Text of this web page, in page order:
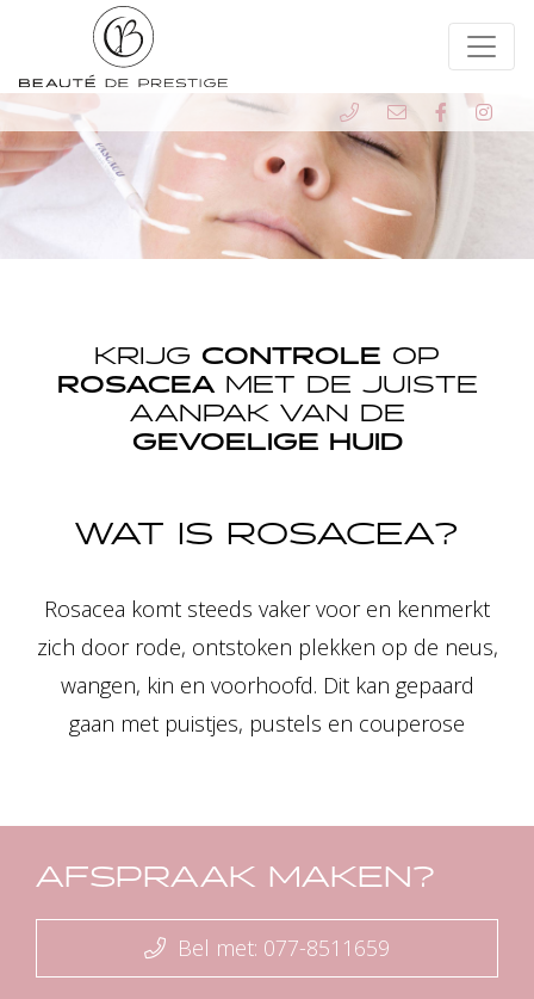
KRIJG CONTROLE OP
ROSACEAMET DE JUISTE
AANPAK VAN DE
GEVOELIGE HUID
WAT IS ROSACEA?
Rosacea komt steeds vaker voor en kenmerkt
zich door rode, ontstoken plekken op de neus,
wangen, kin en voorhoofd. Dit kan gepaard
gaan met puistjes, pustels en couperose
AFSPRAAK MAKEN?
Bel met: 077-8511659